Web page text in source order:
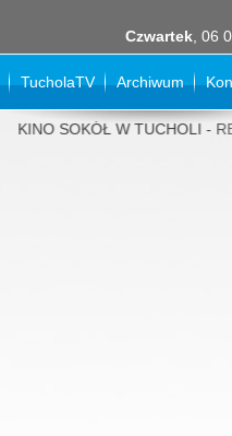
Czwartek , 06
TucholaTV Archiwum
KINO SOKÓŁ W TUCHOLI -